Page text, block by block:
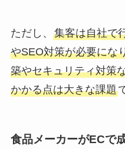
ただし、 集客は自社で
やSEO対策が必要にな
築やセキュリティ対策
かかる点は大きな課題
食品メーカーがECで